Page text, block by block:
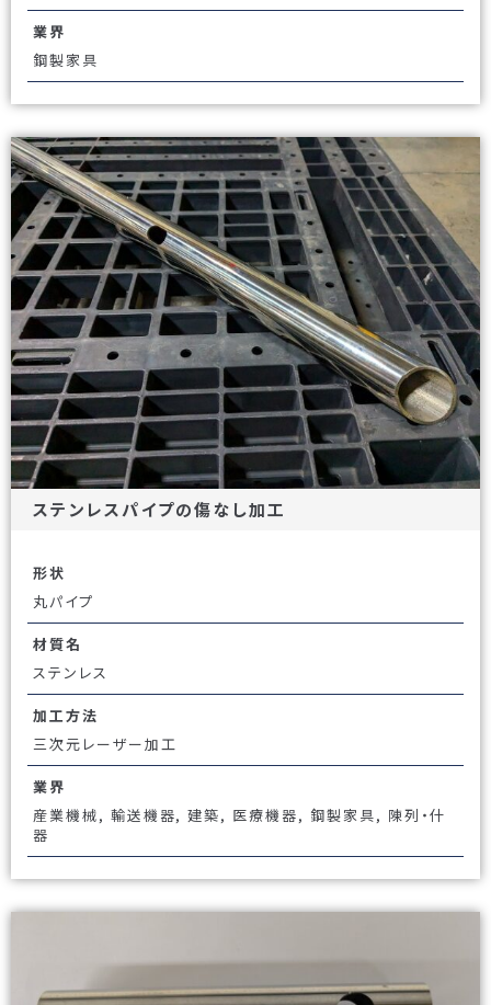
業界
鋼製家具
ステンレスパイプの傷なし加工
形状
丸パイプ
材質名
ステンレス
加工方法
三次元レーザー加工
業界
産業機械, 輸送機器, 建築, 医療機器, 鋼製家具, 陳列・什
器